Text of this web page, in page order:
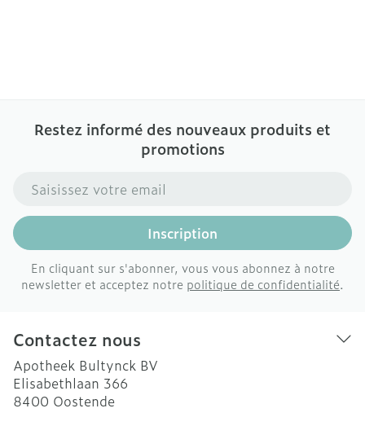
Restez informé des nouveaux produits et
promotions
Adresse mail
Inscription
En cliquant sur s'abonner, vous vous abonnez à notre
newsletter et acceptez notre politique de confidentialité.
Contactez nous
Apotheek Bultynck BV
Elisabethlaan 366
8400 Oostende